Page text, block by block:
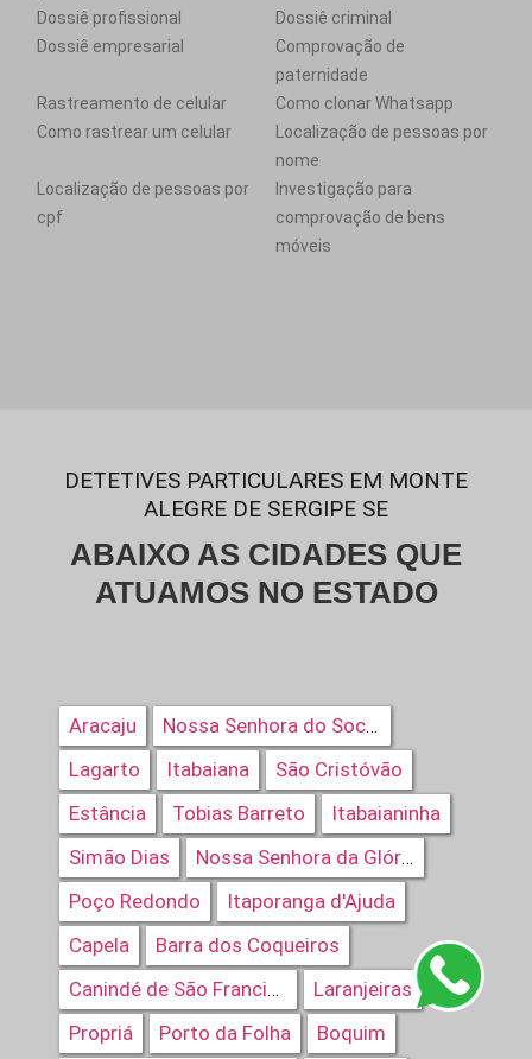
Dossiê profissional
Dossiê criminal
Dossiê empresarial
Comprovação de
paternidade
Rastreamento de celular
Como clonar Whatsapp
Como rastrear um celular
Localização de pessoas por
nome
Localização de pessoas por
cpf
Investigação para
comprovação de bens
móveis
DETETIVES PARTICULARES EM MONTE
ALEGRE DE SERGIPE SE
ABAIXO AS CIDADES QUE
ATUAMOS NO ESTADO
Aracaju Nossa Senhora do Socorro
Lagarto Itabaiana
São Cristóvão
Estância
Tobias Barreto
Itabaianinha
Simão Dias
Nossa Senhora da Glória
Poço Redondo
Itaporanga d'Ajuda
Capela
Barra dos Coqueiros
Canindé de São Francisco
Laranjeiras
Propriá
Porto da Folha Boquim